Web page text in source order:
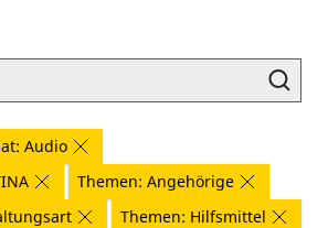
Audio
Themen: Angehörige
Themen: Hilfsmittel